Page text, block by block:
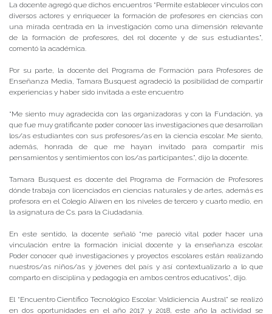
La docente agregó que dichos encuentros “Permite establecer vínculos con
diversos actores y enriquecer la formación de profesores en ciencias con
una mirada centrada en la investigación como una dimensión relevante
de la formación de profesores, del rol docente y de sus estudiantes.”,
comentó la académica.
Por su parte, la docente del Programa de Formación para Profesores de
Enseñanza Media, Tamara Busquest agradeció la posibilidad de compartir
experiencias y haber sido invitada a este encuentro
“Me siento muy agradecida con las organizadoras y con la Fundación, ya
que fue muy gratificante poder conocer las investigaciones que desarrollan
los/as estudiantes con sus profesores/as en la ciencia escolar. Me siento,
además, honrada de que me hayan invitado para compartir mis
pensamientos y sentimientos con los/as participantes.”, dijo la docente.
Tamara Busquest es docente del Programa de Formación de Profesores
dónde trabaja con licenciados en ciencias naturales y de artes, además es
profesora en el Colegio Aliwen en los niveles de tercero y cuarto medio, en
la asignatura de Cs. para la Ciudadanía.
En este sentido, la docente señaló “me pareció vital poder hacer una
vinculación entre la formación inicial docente y la enseñanza escolar.
Poder conocer qué investigaciones y proyectos escolares están realizando
nuestros/as niños/as y jóvenes del país y así contextualizarlo a lo que
comparto en disciplina y pedagogía en ambos centros educativos.”, dijo.
El “Encuentro Científico Tecnológico Escolar: Valdiciencia Austral” se realizó
en dos oportunidades en el año 2017 y 2018, este año la actividad se